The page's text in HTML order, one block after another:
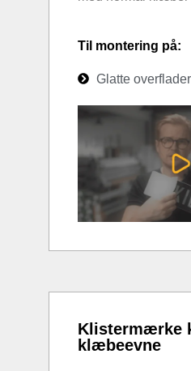
Til montering på:
Glatte overflader
Klistermærke
klæbeevne